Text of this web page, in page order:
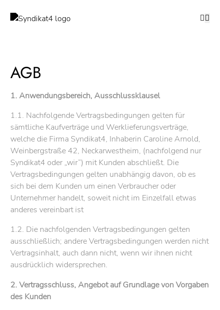
AGB
1. Anwendungsbereich, Ausschlussklausel
1.1. Nachfolgende Vertragsbedingungen gelten für
sämtliche Kaufverträge und Werklieferungsverträge,
welche die Firma Syndikat4, Inhaberin Caroline Arnold,
Weinbergstraße 42, Neckarwestheim, (nachfolgend nur
Syndikat4 oder „wir“) mit Kunden abschließt. Die
Vertragsbedingungen gelten unabhängig davon, ob es
sich bei dem Kunden um einen Verbraucher oder
Unternehmer handelt, soweit nicht im Einzelfall etwas
anderes vereinbart ist
1.2. Die nachfolgenden Vertragsbedingungen gelten
ausschließlich; andere Vertragsbedingungen werden nicht
Vertragsinhalt, auch dann nicht, wenn wir ihnen nicht
ausdrücklich widersprechen.
2. Vertragsschluss, Angebot auf Grundlage von Vorgaben
des Kunden